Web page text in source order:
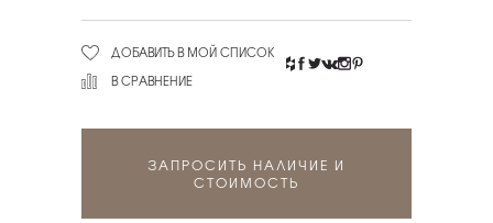
ДОБАВИТЬ В МОЙ СПИСОК
В СРАВНЕНИЕ
ЗАПРОСИТЬ НАЛИЧИЕ И
СТОИМОСТЬ